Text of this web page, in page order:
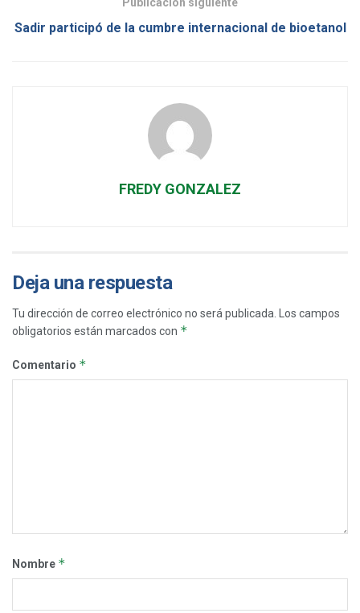
Publicación siguiente
Sadir participó de la cumbre internacional de bioetanol
FREDY GONZALEZ
Deja una respuesta
Tu dirección de correo electrónico no será publicada. Los campos
obligatorios están marcados con *
Comentario *
Nombre *